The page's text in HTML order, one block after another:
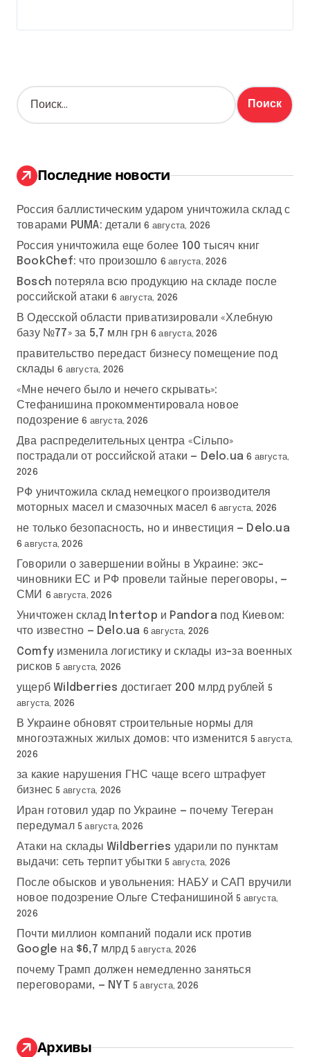
Н
а
:
Последние новости
Россия баллистическим ударом уничтожила склад с
товарами PUMA: детали 6 августа, 2026
Россия уничтожила еще более 100 тысяч книг
BookChef: что произошло 6 августа, 2026
Bosch потеряла всю продукцию на складе после
российской атаки 6 августа, 2026
В Одесской области приватизировали «Хлебную
базу №77» за 5,7 млн грн 6 августа, 2026
правительство передаст бизнесу помещение под
склады 6 августа, 2026
«Мне нечего было и нечего скрывать»:
Стефанишина прокомментировала новое
подозрение 6 августа, 2026
Два распределительных центра «Сільпо»
пострадали от российской атаки — Delo.ua 6 августа,
2026
РФ уничтожила склад немецкого производителя
моторных масел и смазочных масел 6 августа, 2026
не только безопасность, но и инвестиция — Delo.ua
6 августа, 2026
Говорили о завершении войны в Украине: экс-
чиновники ЕС и РФ провели тайные переговоры, —
СМИ
6 августа, 2026
Уничтожен склад Intertop и Pandora под Киевом:
что известно — Delo.ua 6 августа, 2026
Comfy изменила логистику и склады из-за военных
рисков 5 августа, 2026
ущерб Wildberries достигает 200 млрд рублей 5
августа, 2026
В Украине обновят строительные нормы для
многоэтажных жилых домов: что изменится 5 августа,
2026
за какие нарушения ГНС чаще всего штрафует
бизнес 5 августа, 2026
Иран готовил удар по Украине — почему Тегеран
передумал 5 августа, 2026
Атаки на склады Wildberries ударили по пунктам
выдачи: сеть терпит убытки 5 августа, 2026
После обысков и увольнения: НАБУ и САП вручили
новое подозрение Ольге Стефанишиной 5 августа,
2026
Почти миллион компаний подали иск против
Google на $6,7 млрд 5 августа, 2026
почему Трамп должен немедленно заняться
переговорами, — NYT 5 августа, 2026
Архивы